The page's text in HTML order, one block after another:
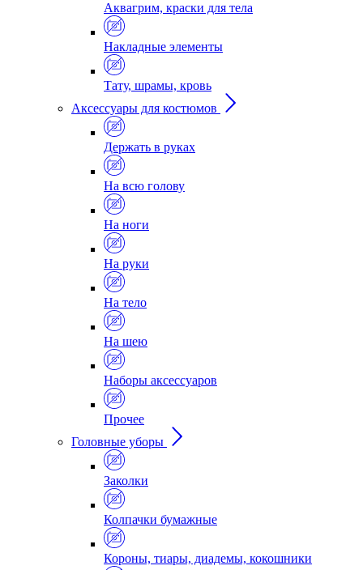
Аквагрим, краски для тела
Накладные элементы
Тату, шрамы, кровь
Аксессуары для костюмов
Держать в руках
На всю голову
На ноги
На руки
На тело
На шею
Наборы аксессуаров
Прочее
Головные уборы
Заколки
Колпачки бумажные
Короны, тиары, диадемы, кокошники